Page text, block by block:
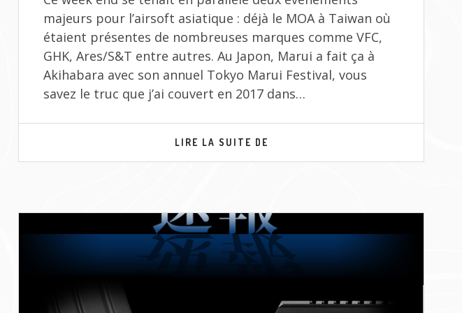
majeurs pour l’airsoft asiatique : déjà le MOA à Taiwan où
étaient présentes de nombreuses marques comme VFC,
GHK, Ares/S&T entre autres. Au Japon, Marui a fait ça à
Akihabara avec son annuel Tokyo Marui Festival, vous
savez le truc que j’ai couvert en 2017 dans…
LIRE LA SUITE DE